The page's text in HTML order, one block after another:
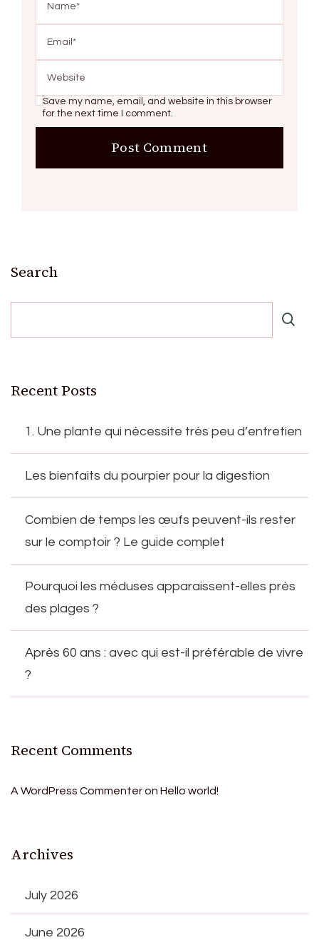
Save my name, email, and website in this browser
for the next time I comment.
Search
Recent Posts
1. Une plante qui nécessite très peu d’entretien
Les bienfaits du pourpier pour la digestion
Combien de temps les œufs peuvent-ils rester
sur le comptoir ? Le guide complet
Pourquoi les méduses apparaissent-elles près
des plages ?
Après 60 ans : avec qui est-il préférable de vivre
?
Recent Comments
A WordPress Commenteron Hello world!
Archives
July 2026
June 2026